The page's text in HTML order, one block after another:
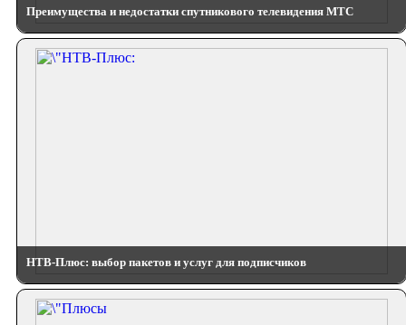
Преимущества и недостатки спутникового телевидения МТС
НТВ-Плюс: выбор пакетов и услуг для подписчиков